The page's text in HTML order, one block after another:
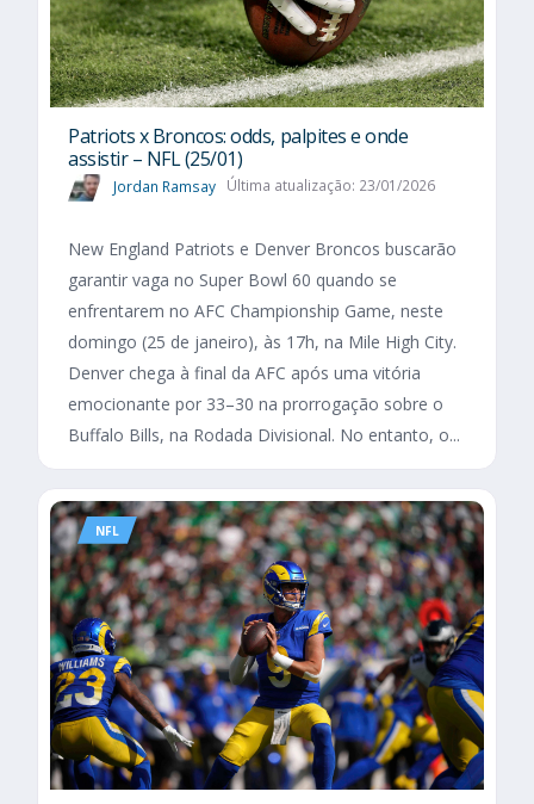
Patriots x Broncos: odds, palpites e onde
assistir – NFL (25/01)
Jordan Ramsay Última atualização: 23/01/2026
New England Patriots e Denver Broncos buscarão
garantir vaga no Super Bowl 60 quando se
enfrentarem no AFC Championship Game, neste
domingo (25 de janeiro), às 17h, na Mile High City.
Denver chega à final da AFC após uma vitória
emocionante por 33–30 na prorrogação sobre o
Buffalo Bills, na Rodada Divisional. No entanto, o...
NFL